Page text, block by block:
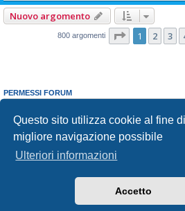
Questo sito utilizza cookie al fine
migliore navigazione possibile
Ulteriori informazioni
Accetto
Nuovo argomento
800 argomenti Pagina di
1 2 3
PERMESSI FORUM
Non puoi
rispondere negli argomenti
Non puoimodificare i tuoi messaggi
Non puoicancellare i tuoi messaggi
Non puoi
inviare allegati
phpBB® Forum Software